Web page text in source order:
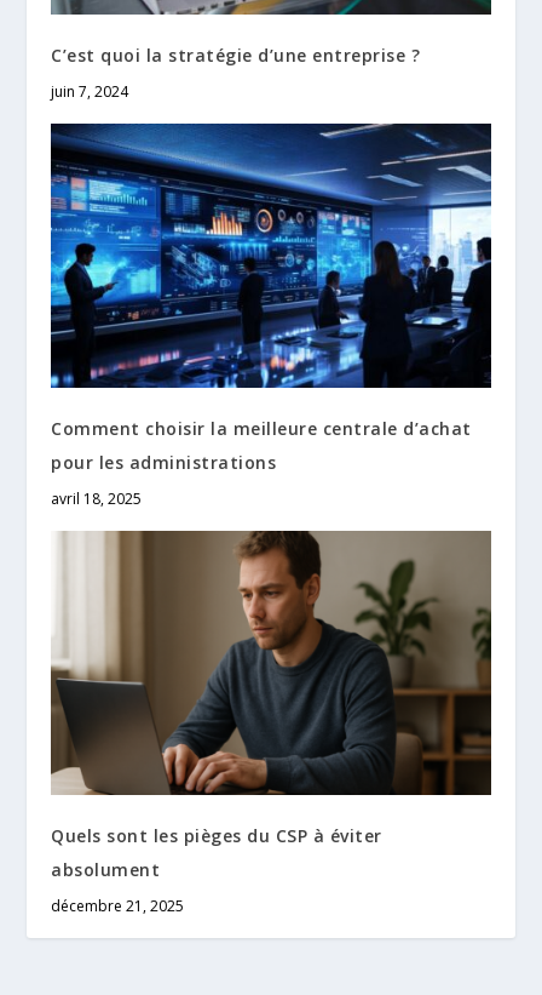
C’est quoi la stratégie d’une entreprise ?
juin 7, 2024
Comment choisir la meilleure centrale d’achat
pour les administrations
avril 18, 2025
Quels sont les pièges du CSP à éviter
absolument
décembre 21, 2025